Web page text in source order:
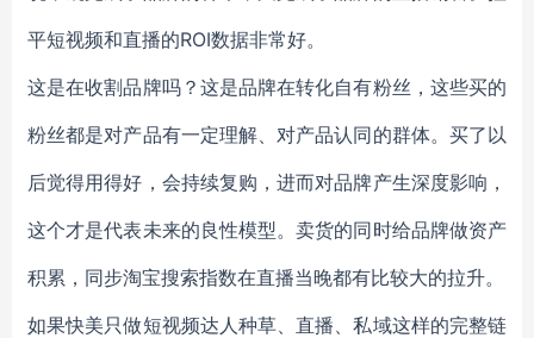
平短视频和直播的ROI数据非常好。
这是在收割品牌吗？这是品牌在转化自有粉丝，这些买的
粉丝都是对产品有一定理解、对产品认同的群体。买了以
后觉得用得好，会持续复购，进而对品牌产生深度影响，
这个才是代表未来的良性模型。卖货的同时给品牌做资产
积累，同步淘宝搜索指数在直播当晚都有比较大的拉升。
如果快美只做短视频达人种草、直播、私域这样的完整链